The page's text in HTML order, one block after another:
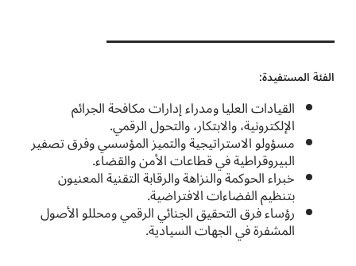
الفئة المستفيدة:
القيادات العليا ومدراء إدارات مكافحة الجرائم
الإلكترونية، والابتكار، والتحول الرقمي.
مسؤولو الاستراتيجية والتميز المؤسسي وفرق تصفير
البيروقراطية في قطاعات الأمن والقضاء.
خبراء الحوكمة والنزاهة والرقابة التقنية المعنيون
بتنظيم الفضاءات الافتراضية.
رؤساء فرق التحقيق الجنائي الرقمي ومحللو الأصول
المشفرة في الجهات السيادية.